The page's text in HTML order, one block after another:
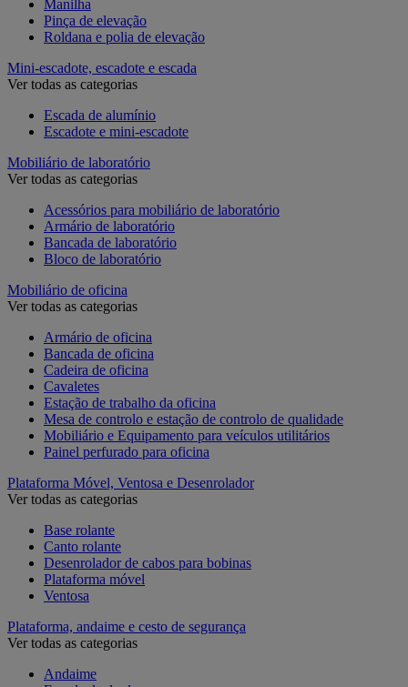
Manilha
Pinça de elevação
Roldana e polia de elevação
Mini-escadote, escadote e escada
Ver todas as categorias
Escada de alumínio
Escadote e mini-escadote
Mobiliário de laboratório
Ver todas as categorias
Acessórios para mobiliário de laboratório
Armário de laboratório
Bancada de laboratório
Bloco de laboratório
Mobiliário de oficina
Ver todas as categorias
Armário de oficina
Bancada de oficina
Cadeira de oficina
Cavaletes
Estação de trabalho da oficina
Mesa de controlo e estação de controlo de qualidade
Mobiliário e Equipamento para veículos utilitários
Painel perfurado para oficina
Plataforma Móvel, Ventosa e Desenrolador
Ver todas as categorias
Base rolante
Canto rolante
Desenrolador de cabos para bobinas
Plataforma móvel
Ventosa
Plataforma, andaime e cesto de segurança
Ver todas as categorias
Andaime